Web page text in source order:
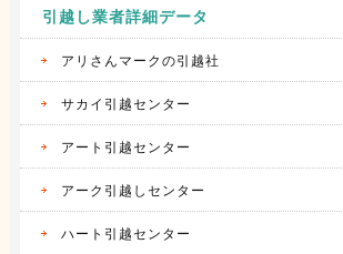
引越し業者詳細データ
アリさんマークの引越社
サカイ引越センター
アート引越センター
アーク引越しセンター
ハート引越センター